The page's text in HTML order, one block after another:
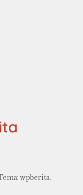
wpberita.